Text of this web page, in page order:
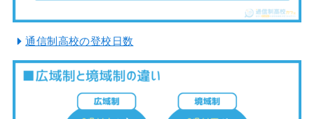
通信制高校の登校日数